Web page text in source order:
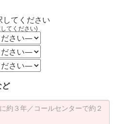
てください
てください)
ど